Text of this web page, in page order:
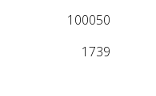
100050
1739